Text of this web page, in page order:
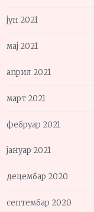
јун 2021
мај 2021
април 2021
март 2021
фебруар 2021
јануар 2021
децембар 2020
септембар 2020